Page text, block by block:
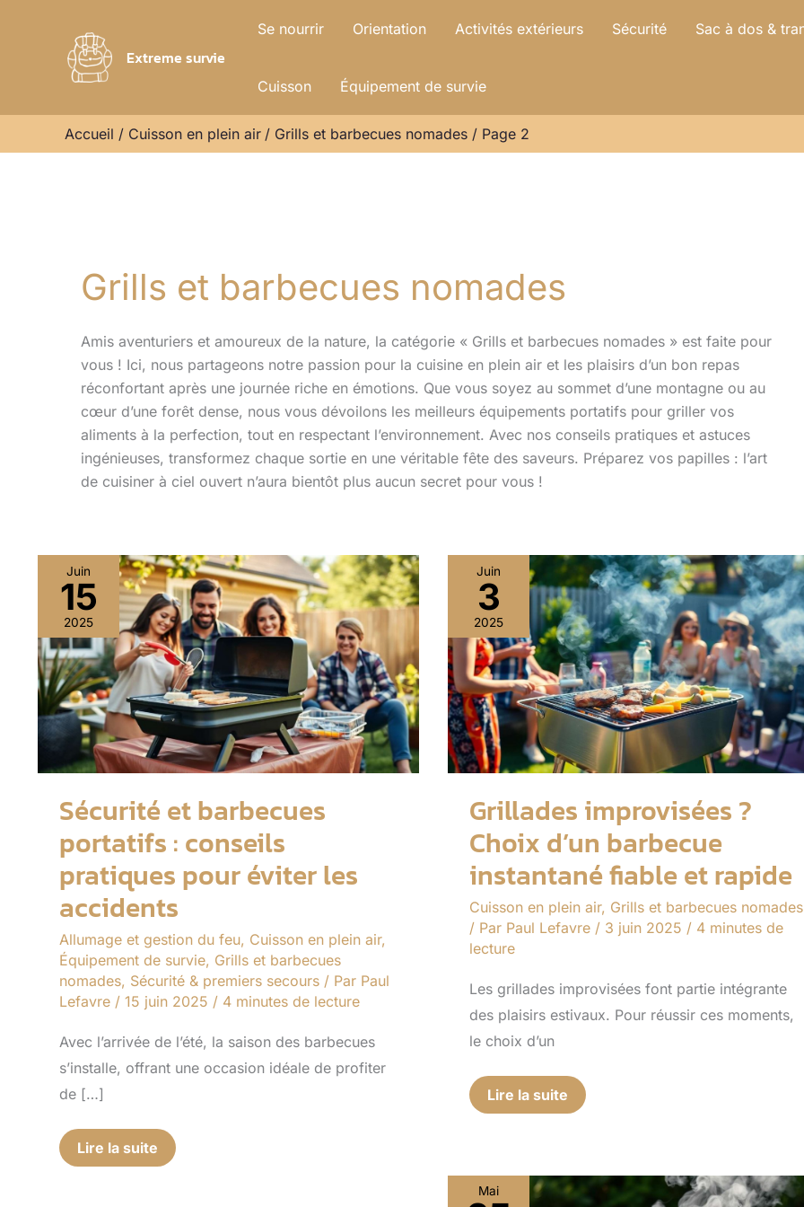
Extreme survie
Se nourrir Orientation Activités extérieurs Sécurité Sac à dos &
Cuisson Équipement de survie
Accueil Cuisson en plein air Grills et barbecues nomades Page 2
Grills et barbecues nomades
Amis aventuriers et amoureux de la nature, la catégorie « Grills et barbecues nomades » est faite pour
vous ! Ici, nous partageons notre passion pour la cuisine en plein air et les plaisirs d’un bon repas
réconfortant après une journée riche en émotions. Que vous soyez au sommet d’une montagne ou au
cœur d’une forêt dense, nous vous dévoilons les meilleurs équipements portatifs pour griller vos
aliments à la perfection, tout en respectant l’environnement. Avec nos conseils pratiques et astuces
ingénieuses, transformez chaque sortie en une véritable fête des saveurs. Préparez vos papilles : l’art
de cuisiner à ciel ouvert n’aura bientôt plus aucun secret pour vous !
Juin
15
2025
Sécurité et barbecues
portatifs : conseils
pratiques pour éviter les
accidents
Allumage et gestion du feu, Cuisson en plein air,
Équipement de survie, Grills et barbecues
nomades, Sécurité & premiers secours / Par Paul
Lefavre / 15 juin 2025 / 4 minutes de lecture
Avec l’arrivée de l’été, la saison des barbecues
s’installe, offrant une occasion idéale de profiter
de […]
Sécurité
et
barbecues
portatifs
:
conseils
pratiques
pour
éviter
les
Lire la suite
Juin
3
2025
Grillades improvisées ?
Choix d’un barbecue
instantané fiable et rapide
Cuisson en plein air, Grills et barbecues nomades
/ Par Paul Lefavre / 3 juin 2025 / 4 minutes de
lecture
Les grillades improvisées font partie intégrante
des plaisirs estivaux. Pour réussir ces moments,
le choix d’un
Grillades
improvisées
?
Choix
d’un
barbecue
instantané
fiable
et
rapide
Lire la suite
Mai